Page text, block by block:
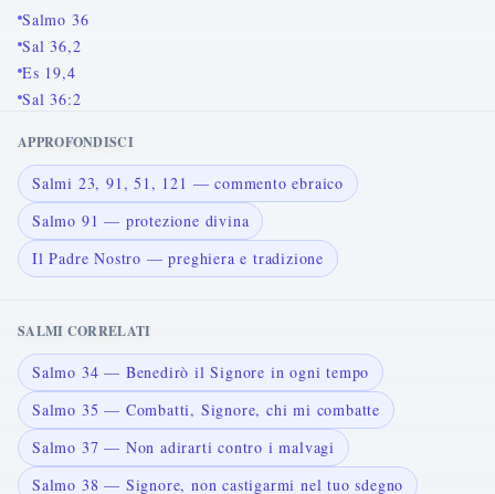
Salmo 36
Sal 36,2
Es 19,4
Sal 36:2
APPROFONDISCI
Salmi 23, 91, 51, 121 — commento ebraico
Salmo 91 — protezione divina
Il Padre Nostro — preghiera e tradizione
SALMI CORRELATI
Salmo 34 — Benedirò il Signore in ogni tempo
Salmo 35 — Combatti, Signore, chi mi combatte
Salmo 37 — Non adirarti contro i malvagi
Salmo 38 — Signore, non castigarmi nel tuo sdegno